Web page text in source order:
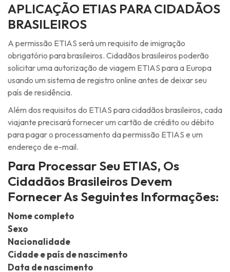
APLICAÇÃO ETIAS PARA CIDADÃOS
BRASILEIROS
A permissão ETIAS será um requisito de imigração
obrigatório para brasileiros. Cidadãos brasileiros poderão
solicitar uma autorização de viagem ETIAS para a Europa
usando um sistema de registro online antes de deixar seu
país de residência.
Além dos requisitos do ETIAS para cidadãos brasileiros, cada
viajante precisará fornecer um cartão de crédito ou débito
para pagar o processamento da permissão ETIAS e um
endereço de e-mail.
Para Processar Seu ETIAS, Os
Cidadãos Brasileiros Devem
Fornecer As Seguintes Informações:
Nome completo
Sexo
Nacionalidade
Cidade e país de nascimento
Data de nascimento